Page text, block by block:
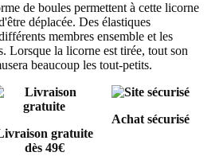
de boules permettent à cette licorne
déplacée. Des élastiques
membres ensemble et les
Lorsque la licorne est tirée, tout son
beaucoup les tout-petits.
gratuite
dès 49€
Achat sécurisé